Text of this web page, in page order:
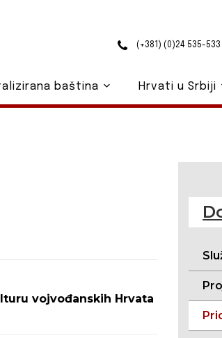
vojvođanskih Hrvata
(+381) (0)24 535-533
baština Hrvati u Srbiji